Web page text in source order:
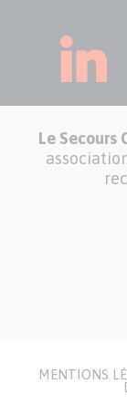
Le Secours
MENTIONS